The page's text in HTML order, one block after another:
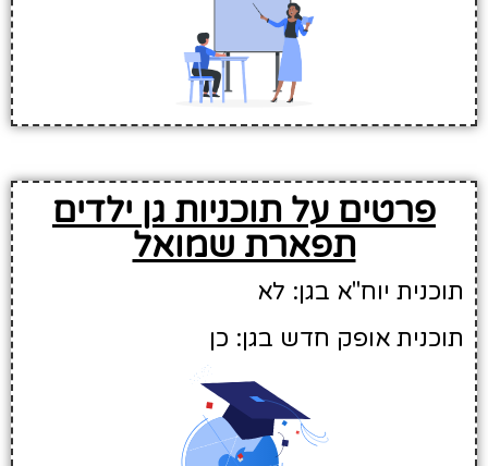
פרטים על תוכניות גן ילדים
תפארת שמואל
תוכנית יוח"א בגן: לא
תוכנית אופק חדש בגן: כן